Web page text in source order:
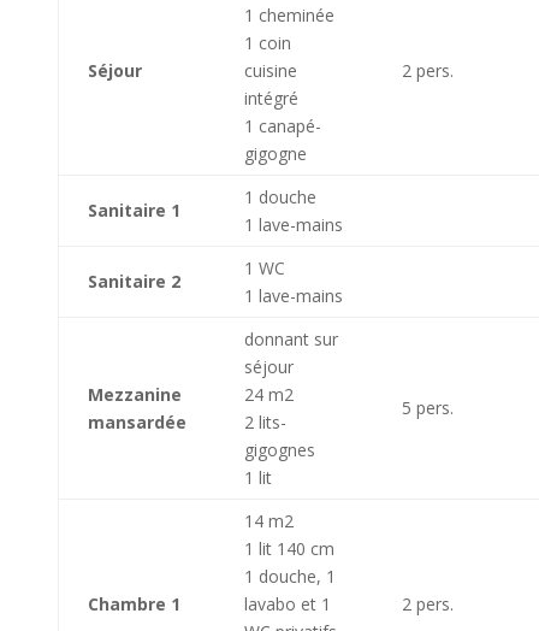
Séjour
1 cheminée
1 coin
cuisine
intégré
1 canapé-
gigogne
2 pers.
Sanitaire 1
1 douche
1 lave-mains
Sanitaire 2
1 WC
1 lave-mains
Mezzanine
mansardée
donnant sur
séjour
24 m2
2 lits-
gigognes
1 lit
5 pers.
Chambre 1
14 m2
1 lit 140 cm
1 douche, 1
lavabo et 1
2 pers.